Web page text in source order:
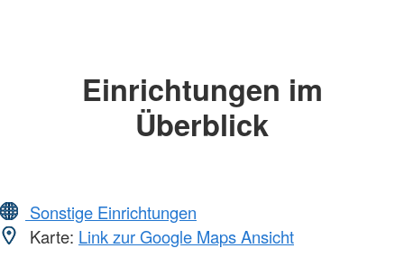
Einrichtungen im
Überblick
Sonstige Einrichtungen
Karte: Link zur Google Maps Ansicht